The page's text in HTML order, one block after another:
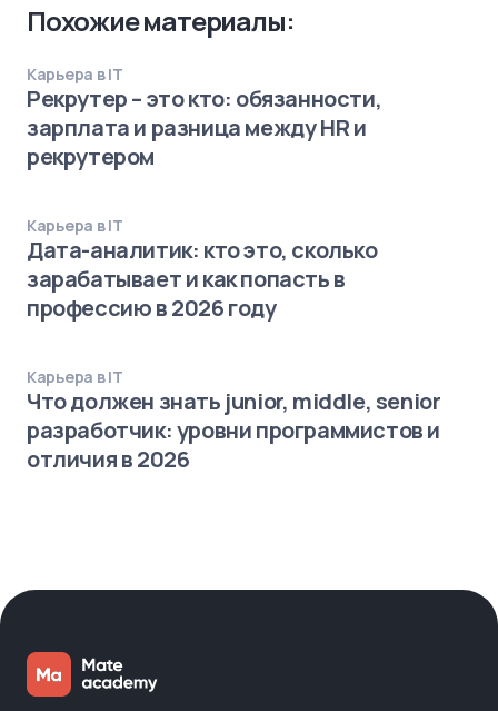
Похожие материалы:
Карьера в IT
Рекрутер – это кто: обязанности,
зарплата и разница между HR и
рекрутером
Карьера в IT
Дата-аналитик: кто это, сколько
зарабатывает и как попасть в
профессию в 2026 году
Карьера в IT
Что должен знать junior, middle, senior
разработчик: уровни программистов и
отличия в 2026